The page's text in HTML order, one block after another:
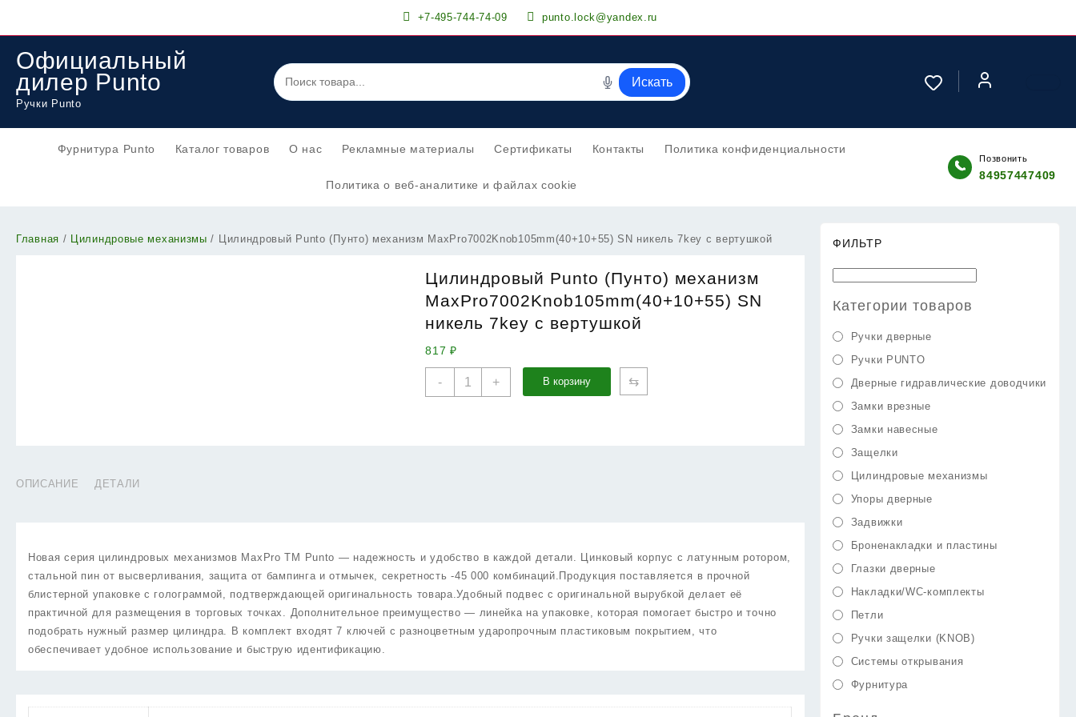
+7-495-744-74-09 punto.lock@yandex.ru
Официальный
дилер Punto
Ручки Punto
Искать
Фурнитура Punto Каталог товаров О нас Рекламные материалы Сертификаты Контакты Политика конфиденциальности
Политика о веб-аналитике и файлах cookie
Позвонить
84957447409
Главная / Цилиндровые механизмы / Цилиндровый Punto (Пунто) механизм MaxPro7002Knob105mm(40+10+55) SN никель 7key с вертушкой
Цилиндровый Punto (Пунто) механизм
MaxPro7002Knob105mm(40+10+55) SN
никель 7key с вертушкой
817₽
-
Количество
вертушкой
+ В корзину ⇆
ОПИСАНИЕ ДЕТАЛИ
Новая серия цилиндровых механизмов MaxPro TM Punto — надежность и удобство в каждой детали. Цинковый корпус с латунным ротором,
стальной пин от высверливания, защита от бампинга и отмычек, секретность -45 000 комбинаций.Продукция поставляется в прочной
блистерной упаковке с голограммой, подтверждающей оригинальность товара.Удобный подвес с оригинальной вырубкой делает её
практичной для размещения в торговых точках. Дополнительное преимущество — линейка на упаковке, которая помогает быстро и точно
подобрать нужный размер цилиндра. В комплект входят 7 ключей с разноцветным ударопрочным пластиковым покрытием, что
обеспечивает удобное использование и быструю идентификацию.
ФИЛЬТР
Категории товаров
Ручки дверные
Ручки PUNTO
Дверные гидравлические доводчики
Замки врезные
Замки навесные
Защелки
Цилиндровые механизмы
Упоры дверные
Задвижки
Броненакладки и пластины
Глазки дверные
Накладки/WC-комплекты
Петли
Ручки защелки (KNOB)
Системы открывания
Фурнитура